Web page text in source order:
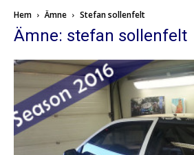
Hem Ämne Stefan sollenfelt
Ämne: stefan sollenfelt